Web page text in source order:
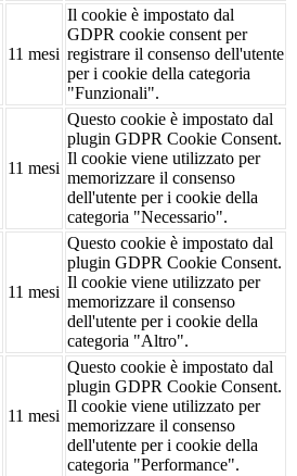
11 mesi
Il cookie è impostato dal
GDPR cookie consent per
registrare il consenso dell'utente
per i cookie della categoria
"Funzionali".
11 mesi
Questo cookie è impostato dal
plugin GDPR Cookie Consent.
Il cookie viene utilizzato per
memorizzare il consenso
dell'utente per i cookie della
categoria "Necessario".
11 mesi
Questo cookie è impostato dal
plugin GDPR Cookie Consent.
Il cookie viene utilizzato per
memorizzare il consenso
dell'utente per i cookie della
categoria "Altro".
11 mesi
Questo cookie è impostato dal
plugin GDPR Cookie Consent.
Il cookie viene utilizzato per
memorizzare il consenso
dell'utente per i cookie della
categoria "Performance".